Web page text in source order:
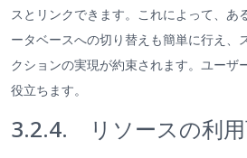
スとリンクできます。これによって、あ
ータベースへの切り替えも簡単に行え、
クションの実現が約束されます。ユーザ
役立ちます。
3.2.4. リソースの利用